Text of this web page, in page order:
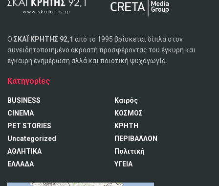
Ο ΣΚΑΪ ΚΡΗΤΗΣ 92,1 από το 1995 βρίσκεται δίπλα στον
συνειδητοποιημένο ακροατή προσφέροντας του έγκυρη και
έγκαιρη ενημέρωση αλλά και ποιοτική ψυχαγωγία.
Κατηγορίες
BUSINESS
CINEMA
PET STORIES
Uncategorized
ΑΘΛΗΤΙΚΑ
ΕΛΛΑΔΑ
Καιρός
ΚΟΣΜΟΣ
ΚΡΗΤΗ
ΠΕΡΙΒΑΛΛΟΝ
Πολιτική
ΥΓΕΙΑ